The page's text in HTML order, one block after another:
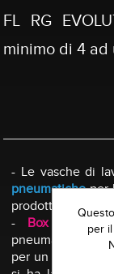
FL RG
minimo di 4
- Le vasche di
pneumaticheper
prodotto
- Box pompa
pneumatici al
per un comodo
per